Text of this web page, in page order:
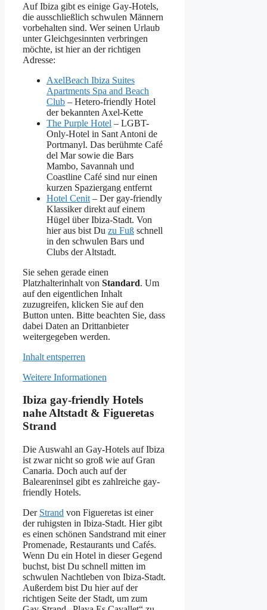
Auf Ibiza gibt es einige Gay-Hotels,
die ausschließlich schwulen Männern
vorbehalten sind. Wer seinen Urlaub
unter Gleichgesinnten verbringen
möchte, ist hier an der richtigen
Adresse:
AxelBeach Ibiza Suites
Apartments Spa and Beach
Club – Hetero-friendly Hotel
der bekannten Axel-Kette
The Purple Hotel – LGBT-
Only-Hotel in Sant Antoni de
Portmanyl. Das berühmte Café
del Mar sowie die Bars
Mambo, Savannah und
Coastline Café sind nur einen
kurzen Spaziergang entfernt
Hotel Cenit – Der gay-friendly
Klassiker direkt auf einem
Hügel über Ibiza-Stadt. Von
hier aus bist Du zu Fuß schnell
in den schwulen Bars und
Clubs der Altstadt.
Sie sehen gerade einen
Platzhalterinhalt von Standard. Um
auf den eigentlichen Inhalt
zuzugreifen, klicken Sie auf den
Button unten. Bitte beachten Sie, dass
dabei Daten an Drittanbieter
weitergegeben werden.
Inhalt entsperren
Weitere Informationen
Ibiza gay-friendly Hotels
nahe Altstadt & Figueretas
Strand
Die Auswahl an Gay-Hotels auf Ibiza
ist zwar nicht so groß wie auf Gran
Canaria. Doch auch auf der
Baleareninsel gibt es zahlreiche gay-
friendly Hotels.
Der Strand von Figueretas ist einer
der ruhigsten in Ibiza-Stadt. Hier gibt
es einen schönen Sandstrand mit einer
Promenade, Restaurants und Cafés.
Wenn Du ein Hotel in dieser Gegend
buchst, bist Du schnell mitten im
schwulen Nachtleben von Ibiza-Stadt.
Außerdem bist Du hier auf der
richtigen Seite der Stadt, um zum